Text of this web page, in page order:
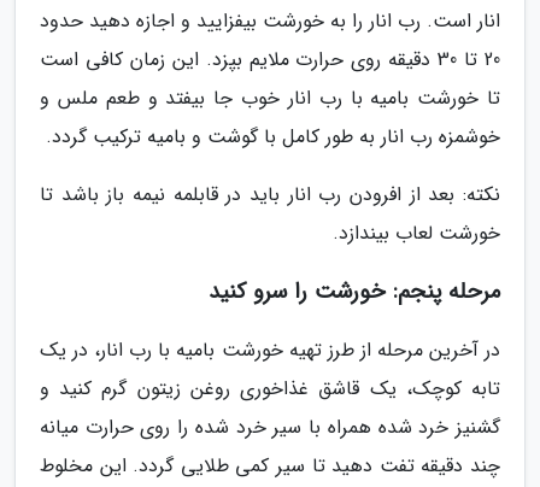
انار است. رب انار را به خورشت بیفزایید و اجازه دهید حدود
20 تا 30 دقیقه روی حرارت ملایم بپزد. این زمان کافی است
تا خورشت بامیه با رب انار خوب جا بیفتد و طعم ملس و
خوشمزه رب انار به طور کامل با گوشت و بامیه ترکیب گردد.
نکته: بعد از افرودن رب انار باید در قابلمه نیمه باز باشد تا
خورشت لعاب بیندازد.
مرحله پنجم: خورشت را سرو کنید
در آخرین مرحله از طرز تهیه خورشت بامیه با رب انار، در یک
تابه کوچک، یک قاشق غذاخوری روغن زیتون گرم کنید و
گشنیز خرد شده همراه با سیر خرد شده را روی حرارت میانه
چند دقیقه تفت دهید تا سیر کمی طلایی گردد. این مخلوط